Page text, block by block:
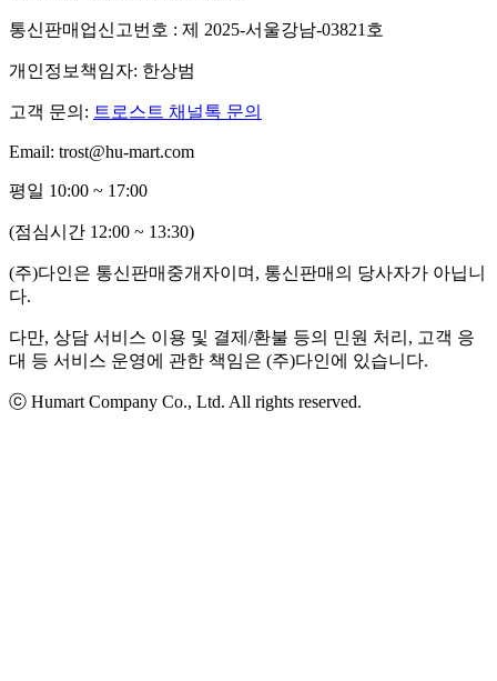
통신판매업신고번호 : 제 2025-서울강남-03821호
개인정보책임자: 한상범
고객 문의: 트로스트 채널톡 문의
Email: trost@hu-mart.com
평일 10:00 ~ 17:00
(점심시간 12:00 ~ 13:30)
(주)다인은 통신판매중개자이며, 통신판매의 당사자가 아닙니
다.
다만, 상담 서비스 이용 및 결제/환불 등의 민원 처리, 고객 응
대 등 서비스 운영에 관한 책임은 (주)다인에 있습니다.
ⓒ Humart Company Co., Ltd. All rights reserved.